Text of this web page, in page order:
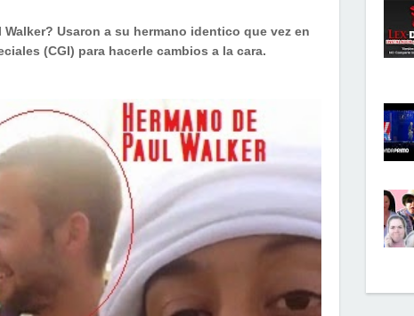
Usaron a su hermano identico que vez en
(CGI) para hacerle cambios a la cara.